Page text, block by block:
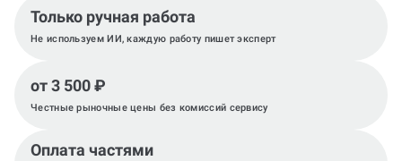
Только ручная работа
Не используем ИИ, каждую работу пишет эксперт
от 3 500 ₽
Честные рыночные цены без комиссий сервису
Оплата частями